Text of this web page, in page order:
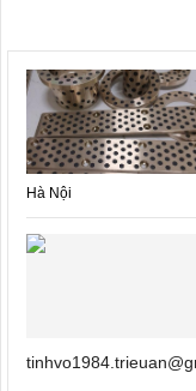
Hà Nội